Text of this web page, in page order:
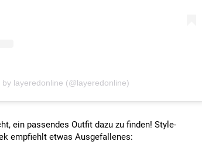
by layeredonline (@layeredonline)
ein passendes Outfit dazu zu finden! Style-
empfiehlt etwas Ausgefallenes: